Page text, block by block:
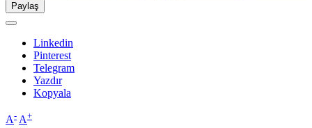
Paylaş
Linkedin
Pinterest
Telegram
Yazdır
Kopyala
A- A+